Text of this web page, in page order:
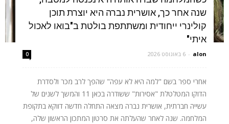
שנה אחר כך, אושרית נברה היא יוצרת תוכן
קולינרי ייחודית ומשתתפת בולטת ב"בואו לאכול
איתי"
alon
- 6 באוגוסט 2026 0
אחרי ספר בשם "למה היא לא עפה" שהפך לרב מכר ולסדרת
הדוקו המטלטלת "אסירות" ששודרה בכאן 11 והמשך לשנים של
עשייה חברתית, אושרית נברה מצאה התחלה חדשה דווקא בתקופת
המלחמה. שנה לאחר שהעלתה את סרטון המתכון הראשון שלה,